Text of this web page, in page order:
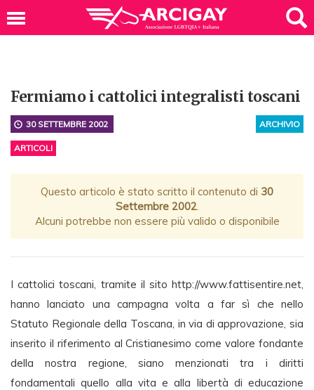
Fermiamo i cattolici integralisti toscani
ARCHIVIO
30 SETTEMBRE 2002
ARTICOLI
Questo articolo è stato scritto il contenuto di 30
Settembre 2002.
Alcuni potrebbe non essere più valido o disponibile
I cattolici toscani, tramite il sito http://www.fattisentire.net,
hanno lanciato una campagna volta a far sì che nello
Statuto Regionale della Toscana, in via di approvazione, sia
inserito il riferimento al Cristianesimo come valore fondante
della nostra regione, siano menzionati tra i diritti
fondamentali quello alla vita e alla libertà di educazione